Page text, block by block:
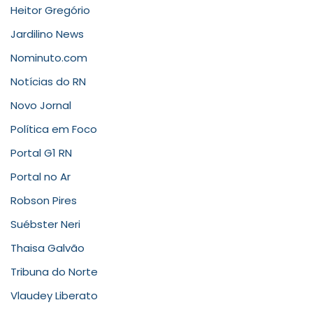
Heitor Gregório
Jardilino News
Nominuto.com
Notícias do RN
Novo Jornal
Política em Foco
Portal G1 RN
Portal no Ar
Robson Pires
Suébster Neri
Thaisa Galvão
Tribuna do Norte
Vlaudey Liberato